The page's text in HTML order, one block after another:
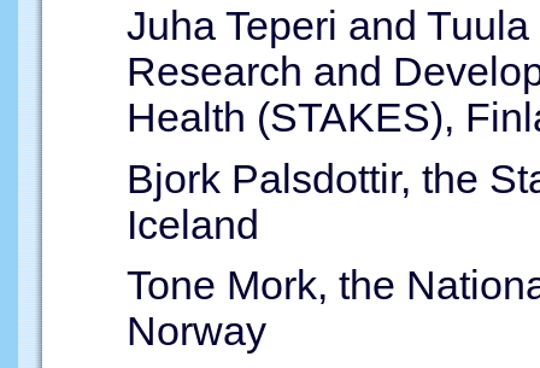
Juha Teperi and
Research and
Health (STAKES),
Bjork Palsdottir, the
Iceland
Tone Mork, the
Norway